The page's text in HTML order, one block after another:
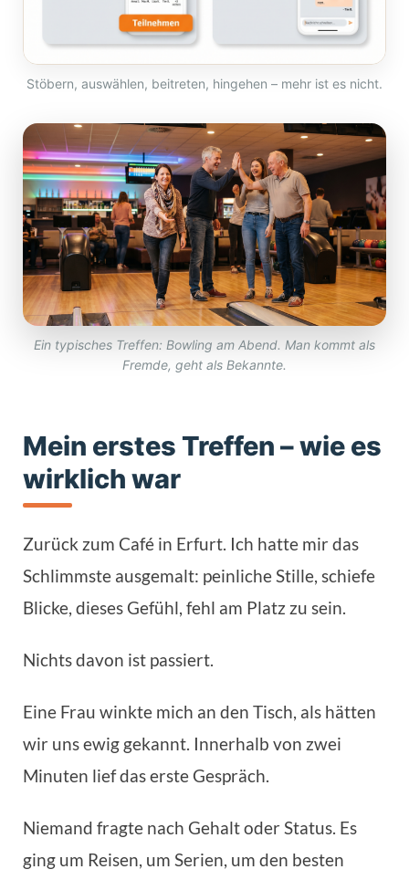
Stöbern, auswählen, beitreten, hingehen – mehr ist es nicht.
Ein typisches Treffen: Bowling am Abend. Man kommt als
Fremde, geht als Bekannte.
Mein erstes Treffen – wie es
wirklich war
Zurück zum Café in Erfurt. Ich hatte mir das
Schlimmste ausgemalt: peinliche Stille, schiefe
Blicke, dieses Gefühl, fehl am Platz zu sein.
Nichts davon ist passiert.
Eine Frau winkte mich an den Tisch, als hätten
wir uns ewig gekannt. Innerhalb von zwei
Minuten lief das erste Gespräch.
Niemand fragte nach Gehalt oder Status. Es
ging um Reisen, um Serien, um den besten